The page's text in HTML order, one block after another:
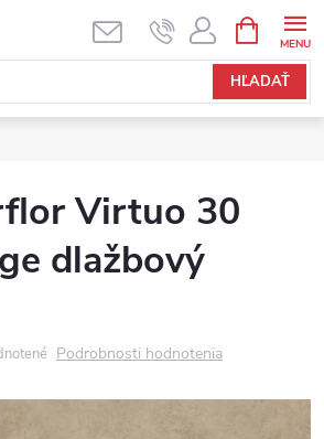
HĽADAŤ
Virtuo 30
dlažbový
Podrobnosti hodnotenia